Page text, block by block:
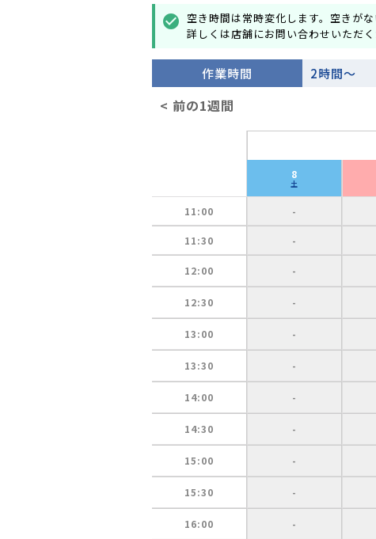
check_circle 空き時間は常時変化します。空きが
詳しくは店舗にお問い合わせいただ
作業時間 2時間～
< 前の1週間
8
土
11:00 -
11:30 -
12:00 -
12:30 -
13:00 -
13:30 -
14:00 -
14:30 -
15:00 -
15:30 -
16:00 -